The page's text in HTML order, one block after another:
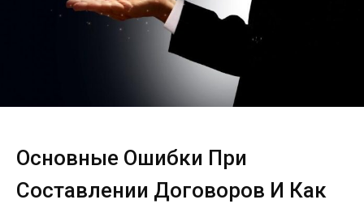
Основные Ошибки При
Составлении Договоров И Как